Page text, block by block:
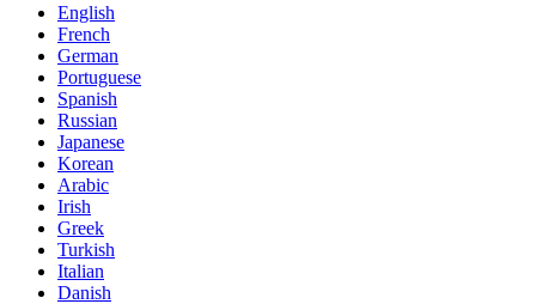
English
French
German
Portuguese
Spanish
Russian
Japanese
Korean
Arabic
Irish
Greek
Turkish
Italian
Danish